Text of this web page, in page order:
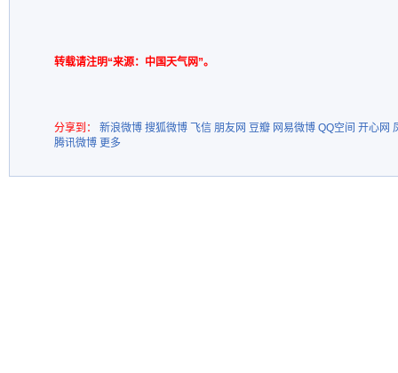
转载请注明“来源：中国天气网”。
分享到： 新浪微博 搜狐微博 飞信 朋友网 豆瓣 网易微博 QQ空间 开心网
腾讯微博 更多